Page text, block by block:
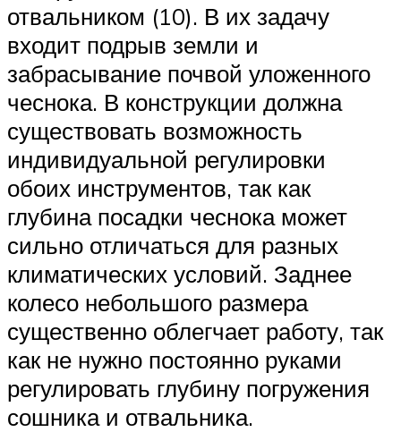
отвальником (10). В их задачу
входит подрыв земли и
забрасывание почвой уложенного
чеснока. В конструкции должна
существовать возможность
индивидуальной регулировки
обоих инструментов, так как
глубина посадки чеснока может
сильно отличаться для разных
климатических условий. Заднее
колесо небольшого размера
существенно облегчает работу, так
как не нужно постоянно руками
регулировать глубину погружения
сошника и отвальника.